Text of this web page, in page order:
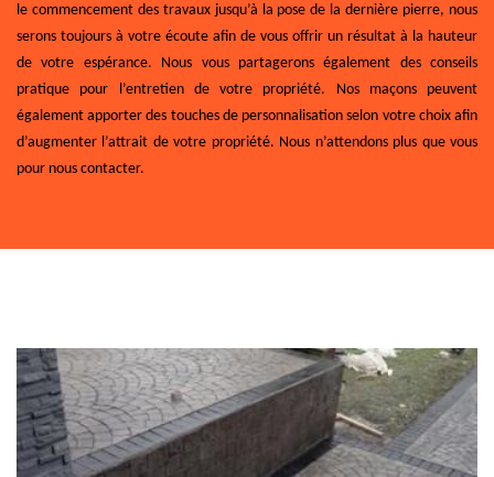
le commencement des travaux jusqu’à la pose de la dernière pierre, nous
serons toujours à votre écoute afin de vous offrir un résultat à la hauteur
de votre espérance. Nous vous partagerons également des conseils
pratique pour l’entretien de votre propriété. Nos maçons peuvent
également apporter des touches de personnalisation selon votre choix afin
d’augmenter l’attrait de votre propriété. Nous n’attendons plus que vous
pour nous contacter.